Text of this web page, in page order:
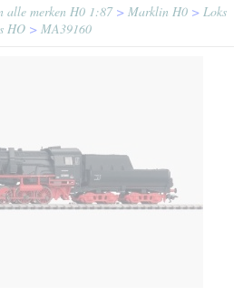
alle merken H0 1:87> Marklin H0 > Loks
HO > MA39160